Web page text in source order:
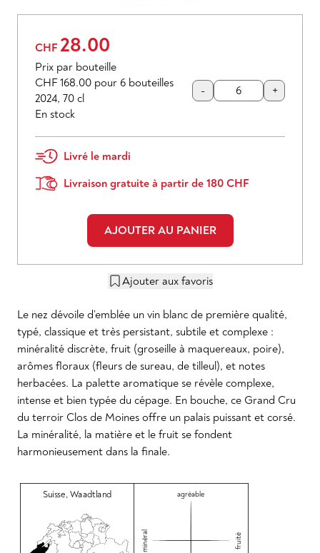
CHF 28.00
Prix par bouteille
CHF 168.00 pour 6 bouteilles
2024, 70 cl
En stock
- +
Livré le mardi
Livraison gratuite à partir de 180 CHF
AJOUTER AU PANIER
Ajouter aux favoris
Le nez dévoile d’emblée un vin blanc de première qualité,
typé, classique et très persistant, subtile et complexe :
minéralité discrète, fruit (groseille à maquereaux, poire),
arômes floraux (fleurs de sureau, de tilleul), et notes
herbacées. La palette aromatique se révèle complexe,
intense et bien typée du cépage. En bouche, ce Grand Cru
du terroir Clos de Moines offre un palais puissant et corsé.
La minéralité, la matière et le fruit se fondent
harmonieusement dans la finale.
Suisse,Waadtland agréable
minéral fruité